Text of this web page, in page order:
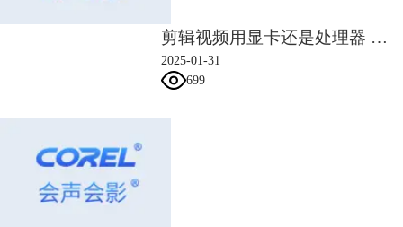
剪辑视频用显卡还是处理器 剪辑视频用什么软件
2025-01-31
699